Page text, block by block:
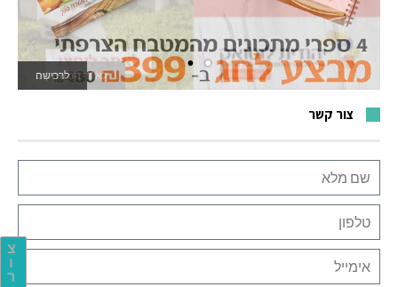
צ
ו
ר
לרכישה
לאתר המשחקים
צור קשר